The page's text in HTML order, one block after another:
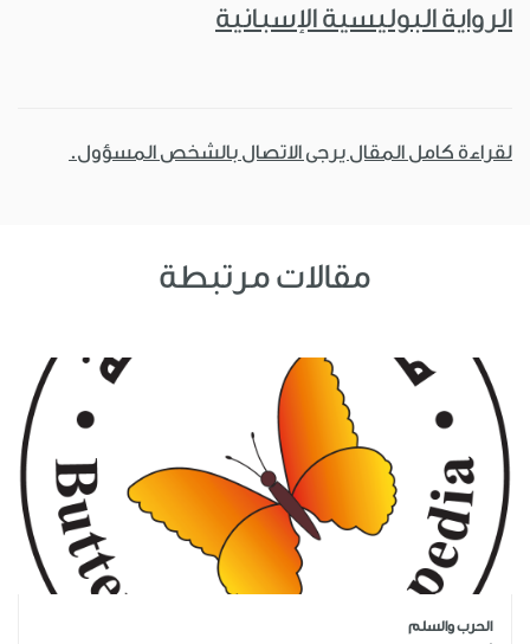
الرواية البوليسية الإسبانية
لقراءة كامل المقال يرجى الاتصال بالشخص المسؤول.
مقالات مرتبطة
الحرب والسلم